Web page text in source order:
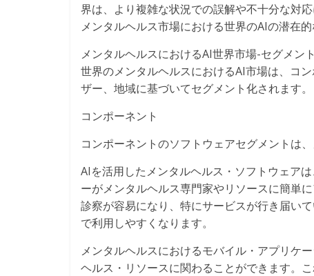
界は、より複雑な状況での誤解や不十分な対
メンタルヘルス市場における世界のAIの潜在
メンタルヘルスにおけるAI世界市場-セグメン
世界のメンタルヘルスにおけるAI市場は、コ
ザー、地域に基づいてセグメント化されます。
コンポーネント
コンポーネントのソフトウェアセグメントは
AIを活用したメンタルヘルス・ソフトウェア
ーがメンタルヘルス専門家やリソースに簡単
診察が容易になり、特にサービスが行き届い
で利用しやすくなります。
メンタルヘルスにおけるモバイル・アプリケ
ヘルス・リソースに関わることができます。